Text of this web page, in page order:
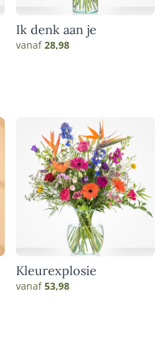
Ik denk aan je
vanaf28,98
Kleurexplosie
vanaf53,98